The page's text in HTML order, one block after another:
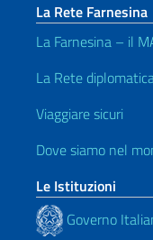
La Rete Farnesina
La Farnesina – il
La Rete
Viaggiare sicuri
Dove siamo nel
Le Istituzioni
Governo